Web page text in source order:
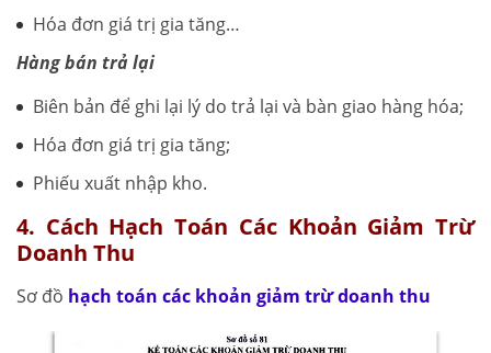
Hóa đơn giá trị gia tăng…
Hàng bán trả lại
Biên bản để ghi lại lý do trả lại và bàn giao hàng hóa;
Hóa đơn giá trị gia tăng;
Phiếu xuất nhập kho.
4. Cách Hạch Toán Các Khoản Giảm Trừ
Doanh Thu
Sơ đồ hạch toán các khoản giảm trừ doanh thu